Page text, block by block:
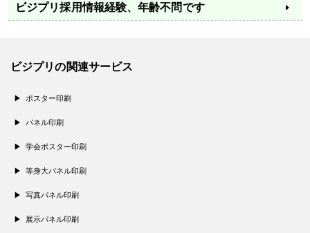
ビジプリ採用情報経験、年齢不問です
ビジプリの関連サービス
ポスター印刷
パネル印刷
学会ポスター印刷
等身大パネル印刷
写真パネル印刷
展示パネル印刷